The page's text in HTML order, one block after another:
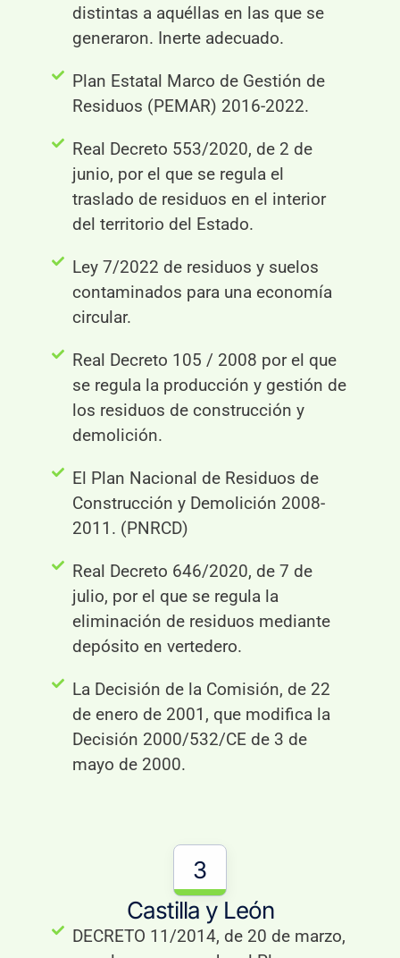
distintas a aquéllas en las que se
generaron. Inerte adecuado.
Plan Estatal Marco de Gestión de
Residuos (PEMAR) 2016-2022.
Real Decreto 553/2020, de 2 de
junio, por el que se regula el
traslado de residuos en el interior
del territorio del Estado.
Ley 7/2022 de residuos y suelos
contaminados para una economía
circular.
Real Decreto 105 / 2008 por el que
se regula la producción y gestión de
los residuos de construcción y
demolición.
El Plan Nacional de Residuos de
Construcción y Demolición 2008-
2011. (PNRCD)
Real Decreto 646/2020, de 7 de
julio, por el que se regula la
eliminación de residuos mediante
depósito en vertedero.
La Decisión de la Comisión, de 22
de enero de 2001, que modifica la
Decisión 2000/532/CE de 3 de
mayo de 2000.
3
Castilla y León
DECRETO 11/2014, de 20 de marzo,